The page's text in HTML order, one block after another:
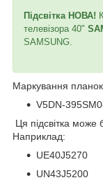
Підсвітка НОВА!
телевізора 40"
SAMSUNG.
Маркування
V5DN-
Ця підсвітка може
Наприклад:
UE40J5270
UN43J5200